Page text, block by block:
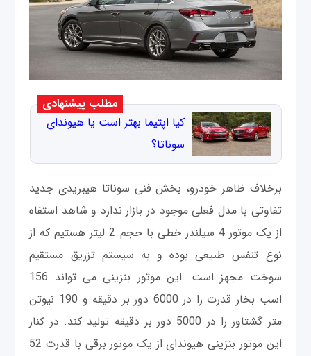
مطلب پیشنهادی
کیا اپتیما بهتر است یا هیوندای
سوناتا؟
برخلاف ظاهر خودرو، بخش فنی سوناتا هیبریدی جدید
تفاوتی با مدل فعلی موجود در بازار ندارد و شاهد استفاه
از یک موتور 4 سیلندر خطی با حجم 2 لیتر هستیم که از
نوع تنفس طبیعی بوده و به سیستم تزریق مستقیم
سوخت مجهز است. این موتور بنزینی می تواند 156
اسب بخار قدرت را در 6000 دور بر دقیقه و 190 نیوتن
متر گشتاور را در 5000 دور بر دقیقه تولید کند. در کنار
این موتور بنزینی هیوندای از یک موتور برقی با قدرت 52